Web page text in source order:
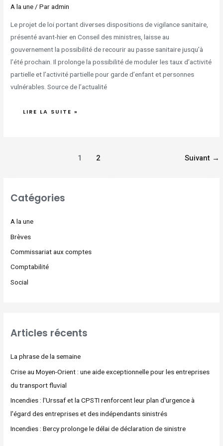
A la une / Paradmin
Le projet de loi portant diverses dispositions de vigilance sanitaire,
présenté avant-hier en Conseil des ministres, laisse au
gouvernement la possibilité de recourir au passe sanitaire jusqu’à
l’été prochain. Il prolonge la possibilité de moduler les taux d’activité
partielle et l’activité partielle pour garde d’enfant et personnes
vulnérables. Source de l’actualité
LIRE LA SUITE »
1 2 Suivant →
Catégories
A la une
Brèves
Commissariat aux comptes
Comptabilité
Social
Articles récents
La phrase de la semaine
Crise au Moyen-Orient : une aide exceptionnelle pour les entreprises
du transport fluvial
Incendies : l'Urssaf et la CPSTI renforcent leur plan d'urgence à
l'égard des entreprises et des indépendants sinistrés
Incendies : Bercy prolonge le délai de déclaration de sinistre